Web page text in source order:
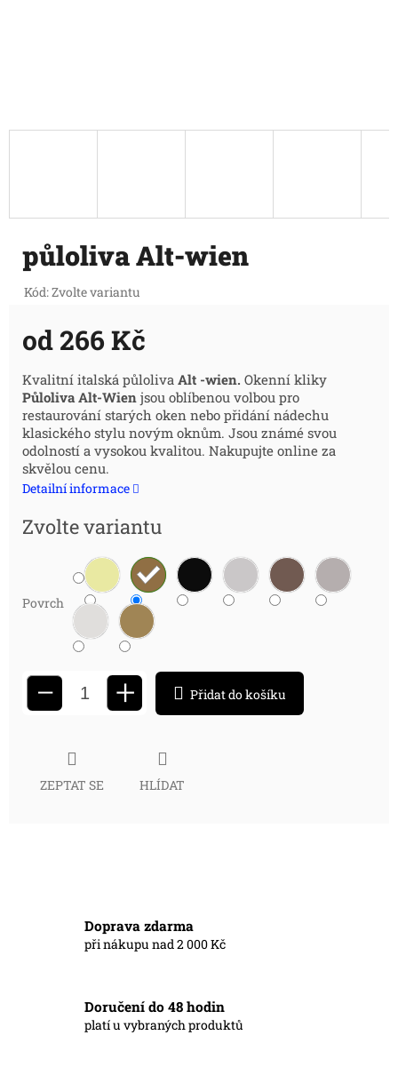
půloliva Alt-wien
Kód:Zvolte variantu
od 266 Kč
Měrná
cena:
Kvalitní italská půloliva Alt -wien. Okenní kliky
Půloliva Alt-Wien jsou oblíbenou volbou pro
restaurování starých oken nebo přidání nádechu
klasického stylu novým oknům. Jsou známé svou
odolností a vysokou kvalitou. Nakupujte online za
skvělou cenu.
Detailní informace
Zvolte variantu
Povrch
− + Přidat do košíku
ZEPTAT SE HLÍDAT
Doprava zdarma
při nákupu nad 2 000 Kč
Doručení do 48 hodin
platí u vybraných produktů